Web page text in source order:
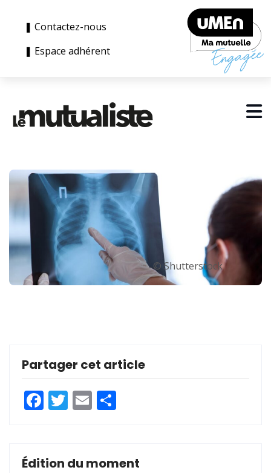
❚ Contactez-nous
❚ Espace adhérent
© Shutterstock
Partager cet article
Facebook
Twitter
Email
Édition du moment